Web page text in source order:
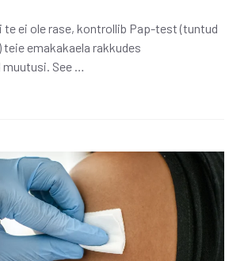
te ei ole rase, kontrollib Pap-test (tuntud
emakakaela rakkudes
See …